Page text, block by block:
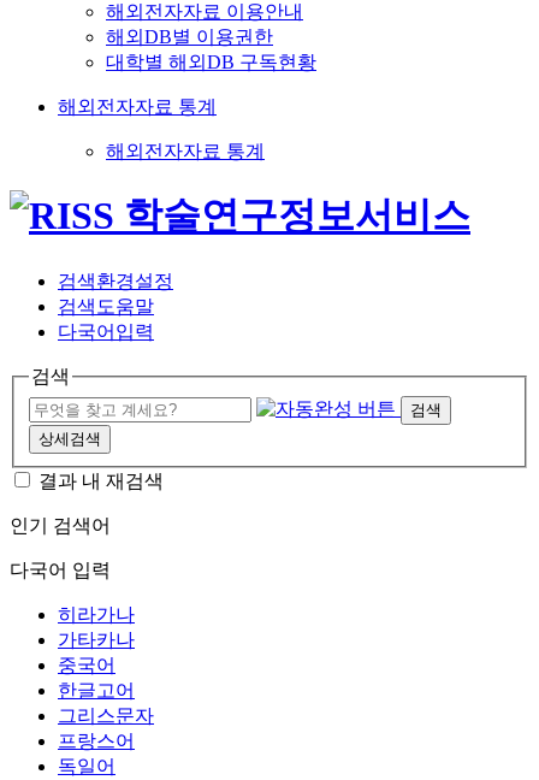
해외전자자료 이용안내
해외DB별 이용권한
대학별 해외DB 구독현황
해외전자자료 통계
해외전자자료 통계
검색환경설정
검색도움말
다국어입력
검색
검색
상세검색
결과 내 재검색
인기 검색어
다국어 입력
히라가나
가타카나
중국어
한글고어
그리스문자
프랑스어
독일어